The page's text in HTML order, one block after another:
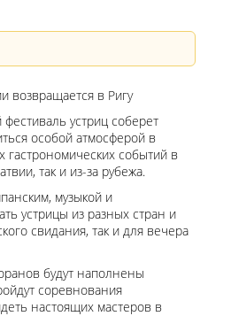
возвращается в Ригу
устриц соберет
особой атмосферой в
событий в
так и из-за рубежа.
музыкой и
устрицы из разных стран и
свидания, так и для вечера
будут наполнены
соревнования
настоящих мастеров в